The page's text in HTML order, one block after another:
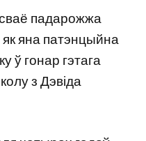
падарожжа
як яна патэнцыйна
ў гонар гэтага
з Дэвіда